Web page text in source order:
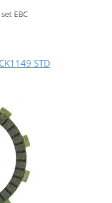
EBC
STD